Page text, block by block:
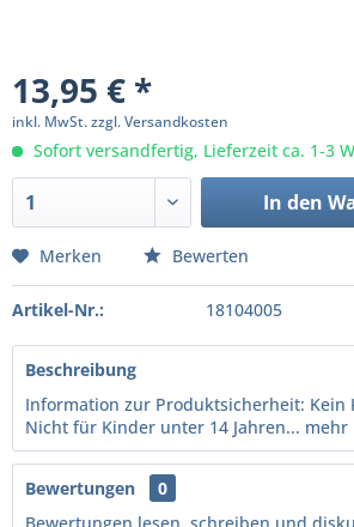
13,95 € *
inkl. MwSt.zzgl. Versandkosten
Sofort versandfertig, Lieferzeit ca. 1-3
In den
Merken Bewerten
Artikel-Nr.: 18104005
Beschreibung
Information zur Produktsicherheit: Kein
Nicht für Kinder unter 14 Jahren... mehr
Bewertungen
0